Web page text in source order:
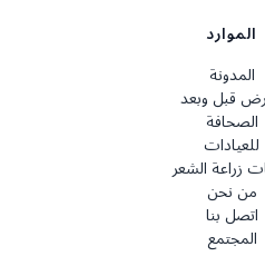
الموارد
المدونة
قبل وبعد
الصحافة
للعيادات
زراعة الشعر
من نحن
اتصل بنا
المجتمع